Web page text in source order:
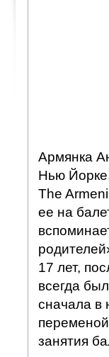
Армянка
Нью
The
ее на
17 лет,
всегда
сначала в
занятия